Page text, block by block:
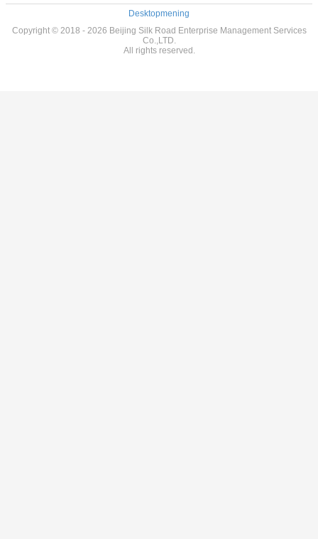
Desktopmening
Copyright © 2018 - 2026 Beijing Silk Road Enterprise Management Services
Co.,LTD.
All rights reserved.